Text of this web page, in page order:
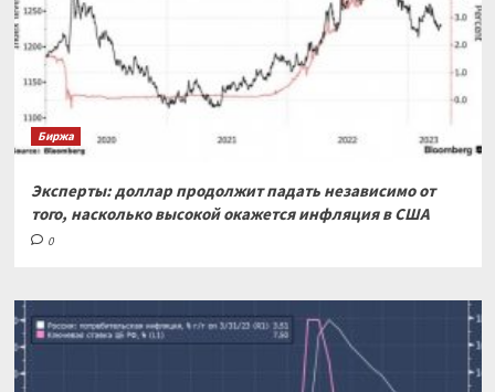
Биржа
Эксперты: доллар продолжит падать независимо от
того, насколько высокой окажется инфляция в США
0